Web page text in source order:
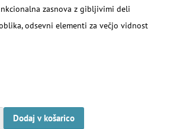
zasnova z gibljivimi deli
odsevni elementi za večjo vidnost
Dodaj v košarico